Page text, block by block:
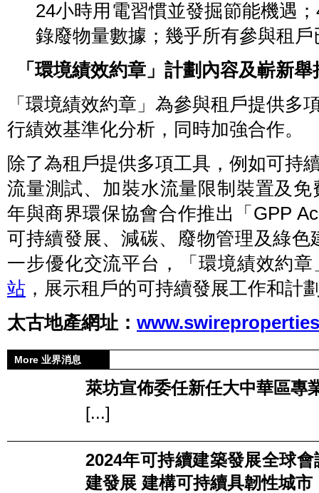
24小時用電習慣並發掘節能機遇
錄廢物量數據；幾乎所有參與租
「環境績效約章」計劃內容及嶄新舉
「環境績效約章」為參與租戶提供多
行績效基準化分析，同時加強合作。
除了為租戶提供多項工具，例如可持
流量測試、加裝水流量限制裝置及
年與商界環保協會合作推出「GPP
可持續發展、減碳、廢物管理及綠
一步優化交流平台，「環境績效約
站 ，展示租戶的可持續發展工作和計
太古地產網址：
More 业界消息
萊坊宣佈委任新任大中華區專
[...]
2024年可持續建築發展全球
建發展 建構可持續具韌性城市